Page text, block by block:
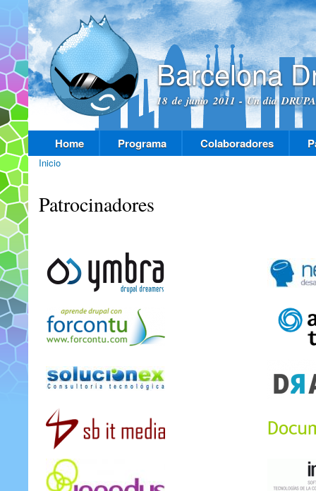
Barcelona
18 de junio 2011 - Un dia
Menú principal
Home Programa Colaboradores
Inicio
Patrocinadores